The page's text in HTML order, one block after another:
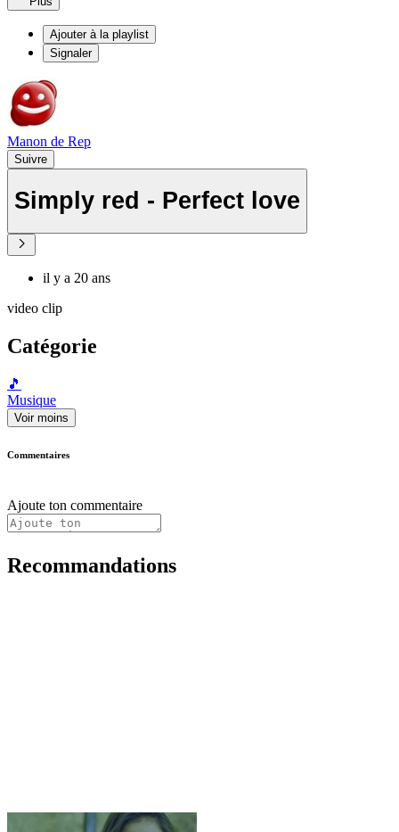
Ajouter à la playlist
Signaler
Manon de Rep
Suivre
Simply red - Perfect love
il y a 20 ans
video clip
Catégorie
🎵
Musique
Voir moins
Commentaires
Ajoute ton commentaire
Recommandations